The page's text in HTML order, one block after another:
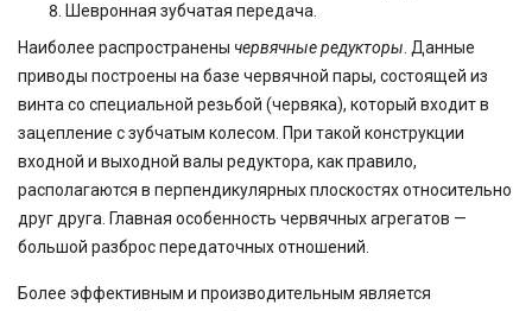
Шевронная зубчатая передача.
Наиболее распространены червячные редукторы . Данные
приводы построены на базе червячной пары, состоящей из
винта со специальной резьбой (червяка), который входит в
зацепление с зубчатым колесом. При такой конструкции
входной и выходной валы редуктора, как правило,
располагаются в перпендикулярных плоскостях относительно
друг друга. Главная особенность червячных агрегатов —
большой разброс передаточных отношений.
Более эффективным и производительным является